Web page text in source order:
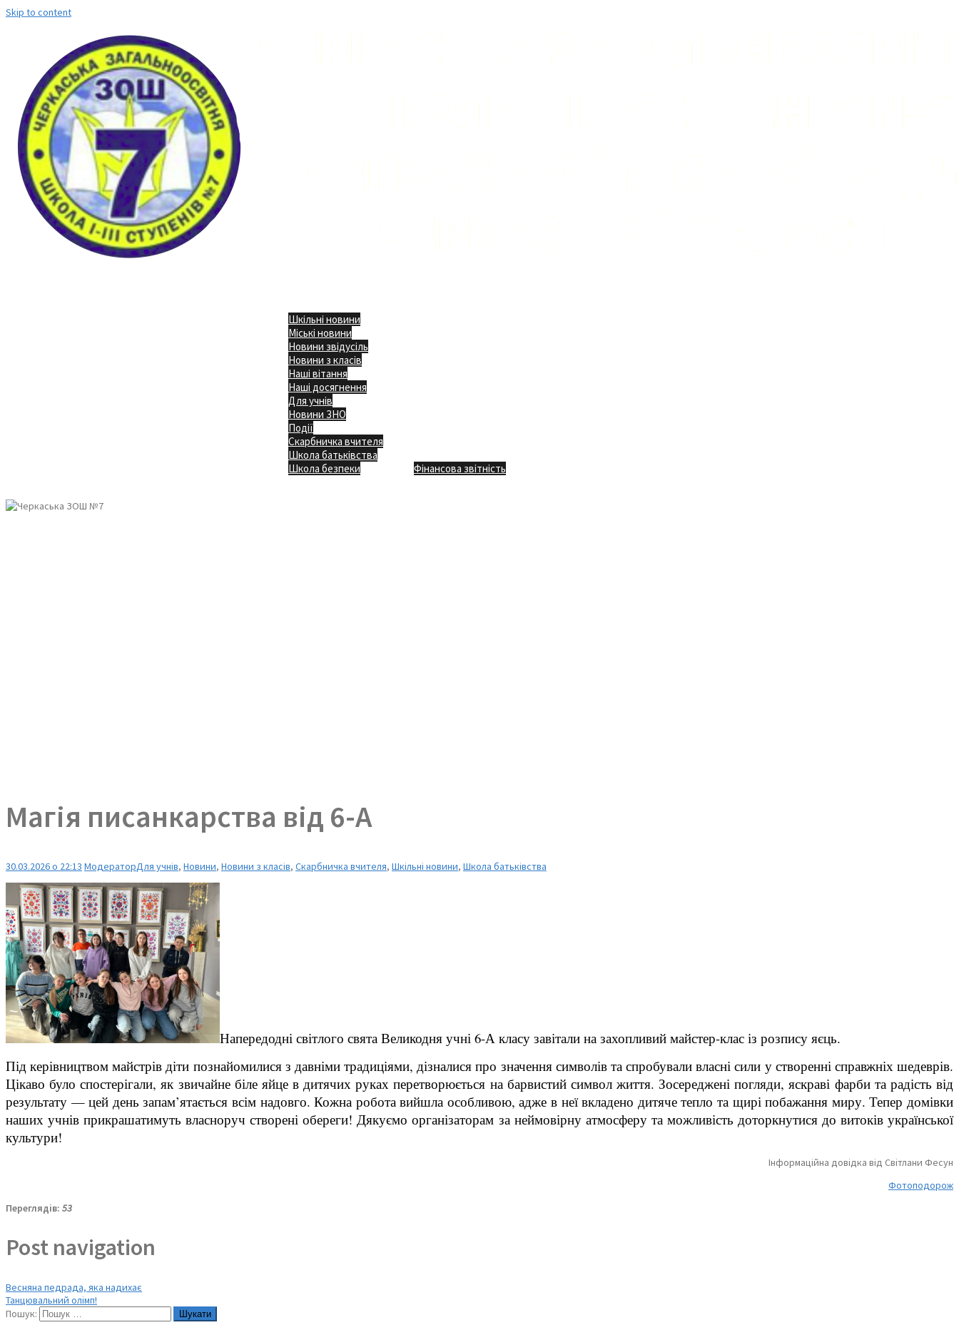
Skip to content
Шкільні новини
Міські новини
Новини звідусіль
Новини з класів
Наші вітання
Наші досягнення
Для учнів
Новини ЗНО
Події
Скарбничка вчителя
Школа батьківства
Школа безпеки
Фінансова звітність
Магія писанкарства від 6-А
30.03.2026 о 22:13 МодераторДля учнів, Новини, Новини з класів, Скарбничка вчителя, Шкільні новини, Школа батьківства
Напередодні світлого свята Великодня учні 6-А класу завітали на захопливий майстер-клас із розпису яєць.
Під керівництвом майстрів діти познайомилися з давніми традиціями, дізналися про значення символів та спробували власні сили у створенні справжніх шедеврів.
Цікаво було спостерігали, як звичайне біле яйце в дитячих руках перетворюється на барвистий символ життя. Зосереджені погляди, яскраві фарби та радість від
результату — цей день запам’ятається всім надовго. Кожна робота вийшла особливою, адже в неї вкладено дитяче тепло та щирі побажання миру. Тепер домівки
наших учнів прикрашатимуть власноруч створені обереги! Дякуємо організаторам за неймовірну атмосферу та можливість доторкнутися до витоків української
культури!
Інформаційна довідка від Світлани Фесун
Фотоподорож
Переглядів: 53
Post navigation
Весняна педрада, яка надихає
Танцювальний олімп!
Пошук: